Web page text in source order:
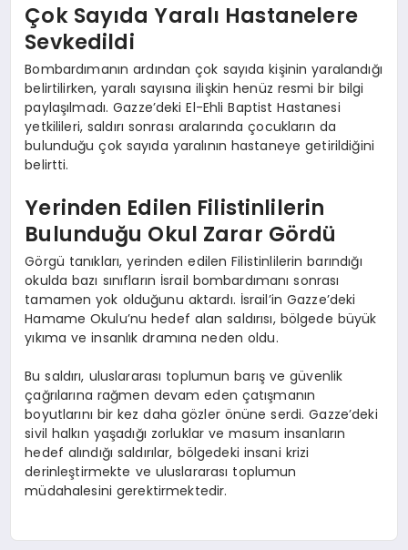
Çok Sayıda Yaralı Hastanelere
Sevkedildi
Bombardımanın ardından çok sayıda kişinin yaralandığı
belirtilirken, yaralı sayısına ilişkin henüz resmi bir bilgi
paylaşılmadı. Gazze’deki El-Ehli Baptist Hastanesi
yetkilileri, saldırı sonrası aralarında çocukların da
bulunduğu çok sayıda yaralının hastaneye getirildiğini
belirtti.
Yerinden Edilen Filistinlilerin
Bulunduğu Okul Zarar Gördü
Görgü tanıkları, yerinden edilen Filistinlilerin barındığı
okulda bazı sınıfların İsrail bombardımanı sonrası
tamamen yok olduğunu aktardı. İsrail’in Gazze’deki
Hamame Okulu’nu hedef alan saldırısı, bölgede büyük
yıkıma ve insanlık dramına neden oldu.
Bu saldırı, uluslararası toplumun barış ve güvenlik
çağrılarına rağmen devam eden çatışmanın
boyutlarını bir kez daha gözler önüne serdi. Gazze’deki
sivil halkın yaşadığı zorluklar ve masum insanların
hedef alındığı saldırılar, bölgedeki insani krizi
derinleştirmekte ve uluslararası toplumun
müdahalesini gerektirmektedir.